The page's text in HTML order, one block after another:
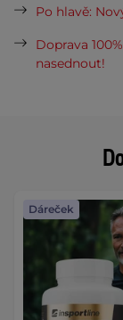
Dáreček
Po hlavě:
Doprava
nasednout!